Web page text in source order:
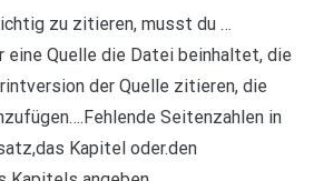
zu zitieren, musst du …
eine Quelle die Datei beinhaltet, die
der Quelle zitieren, die
Seitenzahlen in
Kapitel oder.den